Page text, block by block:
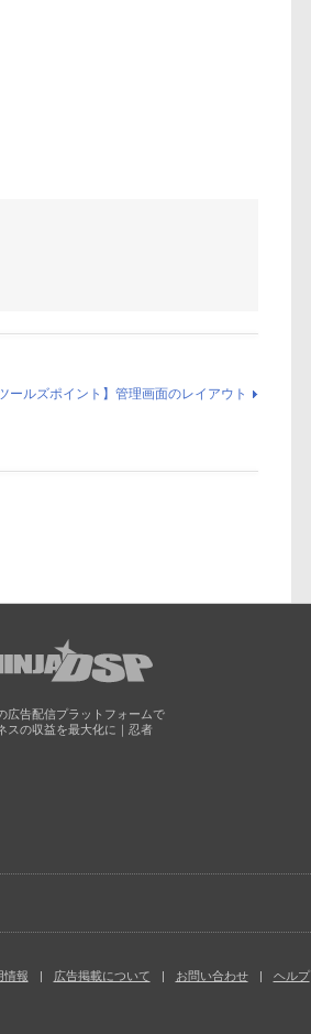
ールズポイント】管理画面のレイアウト
広告配信プラットフォームで
スの収益を最大化に｜忍者
情報 広告掲載について お問い合わせ ヘルプ